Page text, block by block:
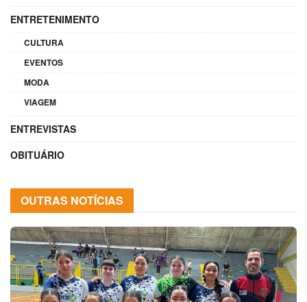
ENTRETENIMENTO
CULTURA
EVENTOS
MODA
VIAGEM
ENTREVISTAS
OBITUÁRIO
OUTRAS NOTÍCIAS